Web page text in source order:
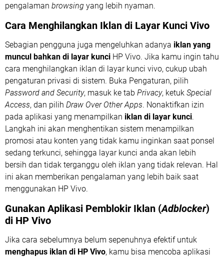
pengalaman browsing yang lebih nyaman.
Cara Menghilangkan Iklan di Layar Kunci Vivo
Sebagian pengguna juga mengeluhkan adanya iklan yang
muncul bahkan di layar kunci HP Vivo. Jika kamu ingin tahu
cara menghilangkan iklan di layar kunci vivo, cukup ubah
pengaturan privasi di sistem. Buka Pengaturan, pilih
Password and Security, masuk ke tab Privacy, ketuk Special
Access, dan pilih Draw Over Other Apps. Nonaktifkan izin
pada aplikasi yang menampilkan iklan di layar kunci.
Langkah ini akan menghentikan sistem menampilkan
promosi atau konten yang tidak kamu inginkan saat ponsel
sedang terkunci, sehingga layar kunci anda akan lebih
bersih dan tidak terganggu oleh iklan yang tidak relevan. Hal
ini akan memberikan pengalaman yang lebih baik saat
menggunakan HP Vivo.
Gunakan Aplikasi Pemblokir Iklan (Adblocker)
di HP Vivo
Jika cara sebelumnya belum sepenuhnya efektif untuk
menghapus iklan di HP Vivo, kamu bisa mencoba aplikasi